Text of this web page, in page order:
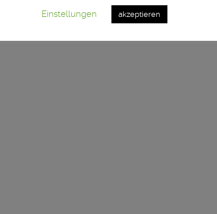
Datenschutzerklärung | Privacy Policy
Einstellungen
akzeptieren